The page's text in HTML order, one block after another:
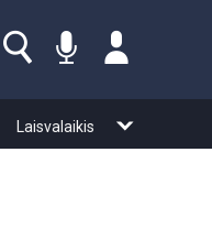
Laisvalaikis